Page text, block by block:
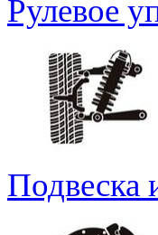
Рулевое
Подвеска